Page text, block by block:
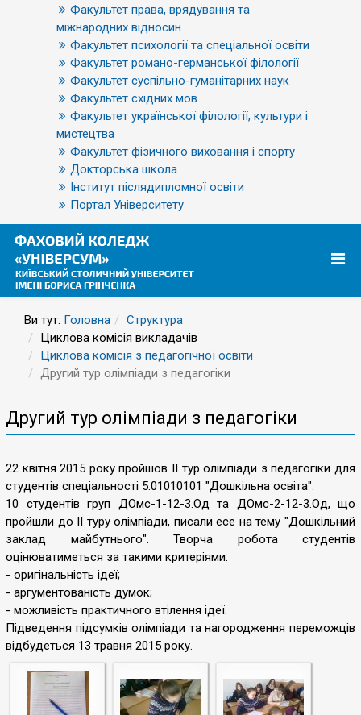
Факультет права, врядування та
міжнародних відносин
Факультет психології та спеціальної освіти
Факультет романо-германської філології
Факультет суспільно-гуманітарних наук
Факультет східних мов
Факультет української філології, культури і
мистецтва
Факультет фізичного виховання і спорту
Докторська школа
Інститут післядипломної освіти
Портал Університету
Ви тут: Головна
Структура
Циклова комісія викладачів
Циклова комісія з педагогічної освіти
Другий тур олімпіади з педагогіки
Другий тур олімпіади з педагогіки
22 квітня 2015 року пройшов ІІ тур олімпіади з педагогіки для
студентів спеціальності 5.01010101 "Дошкільна освіта".
10 студентів груп ДОмс-1-12-3.Од та ДОмс-2-12-3.Од, що
пройшли до ІІ туру олімпіади, писали есе на тему "Дошкільний
заклад майбутнього". Творча робота студентів
оцінюватиметься за такими критеріями:
- оригінальність ідеї;
- аргументованість думок;
- можливість практичного втілення ідеї.
Підведення підсумків олімпіади та нагородження переможців
відбудеться 13 травня 2015 року.